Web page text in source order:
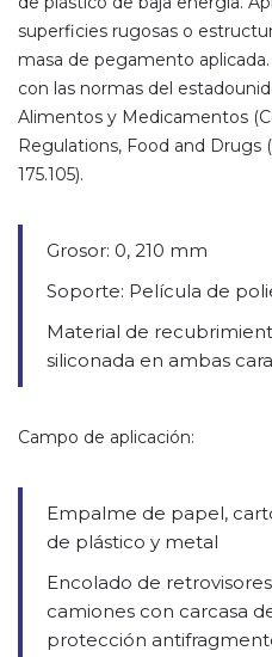
superficies rugosas o
masa de pegamento
con las normas del
Alimentos y Medicamentos
Regulations, Food and Drugs
175.105).
Grosor: 0, 210 mm
Soporte: Película de
Material de
siliconada en ambas
Campo de aplicación:
Empalme de papel,
de plástico y metal
Encolado de
camiones con carcasa
protección